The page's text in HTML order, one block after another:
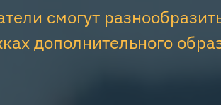
смогут
дополнительного